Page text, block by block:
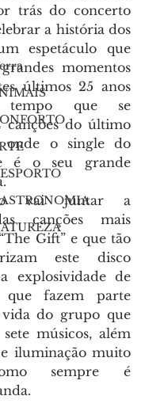
trás do concerto
a história dos
espetáculo que
momentos
últimos 25 anos
tempo que se
canções do último
onde o single do
é o seu grande
vai juntar a
canções mais
Gift” e que tão
este disco
explosividade de
que fazem parte
do grupo que
músicos, além
iluminação muito
sempre é